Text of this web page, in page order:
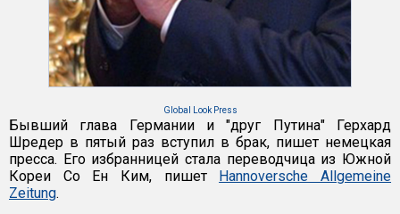
Global Look Press
Бывший глава Германии и "друг Путина" Герхард
Шредер в пятый раз вступил в брак, пишет немецкая
пресса. Его избранницей стала переводчица из Южной
Кореи Со Ен Ким, пишет Hannoversche Allgemeine
Zeitung.